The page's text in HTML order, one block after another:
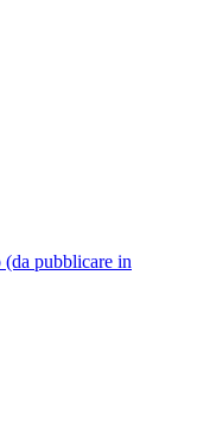
pubblicare in